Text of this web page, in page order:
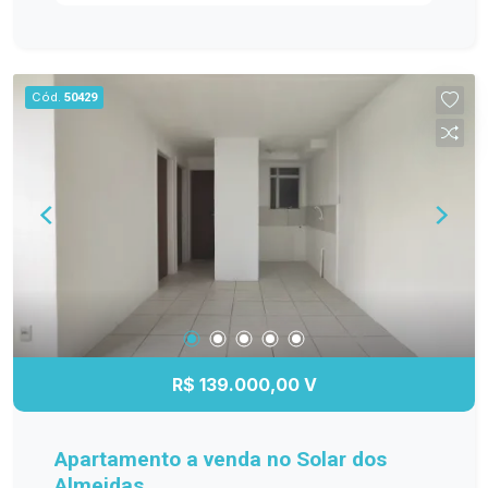
dormitório principal, proporcionando mais
organização e elegância. O banheiro possui box
de vidro, e o quarto principal conta com ar-
condicionado, garantindo maior conforto em
perfeita para reunir a família e os amigos, além
vidro, agregando ainda mais conforto e
valorização ao imóvel. Se você procura um
apartamento moderno, bem equipado e pronto
para receber sua família, esta é a oportunidade
ideal! Entre em contato e agende sua visita!
Cód. 50429
R$ 139.000,00 V
Apartamento a venda no Solar dos